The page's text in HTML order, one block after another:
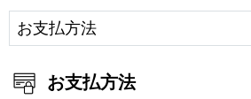
お支払方法